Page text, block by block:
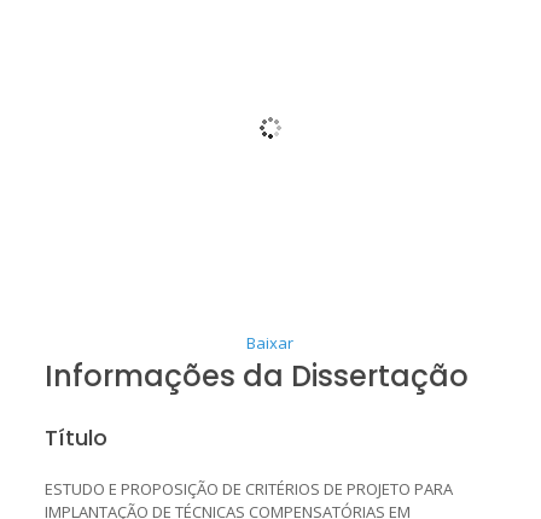
Baixar
Informações da Dissertação
Título
ESTUDO E PROPOSIÇÃO DE CRITÉRIOS DE PROJETO PARA
IMPLANTAÇÃO DE TÉCNICAS COMPENSATÓRIAS EM